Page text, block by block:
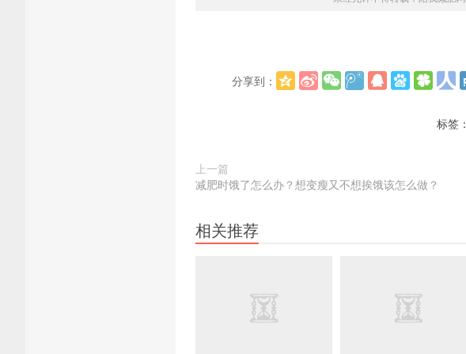
分享到：
标签：
上一篇
减肥时饿了怎么办？想变瘦又不想挨饿该怎么做？
相关推荐